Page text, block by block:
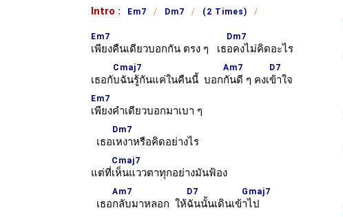
Intro : Em7 Dm7 (2 Times)
Em7
เพียงคืนเดียวบอกกัน ตรง ๆ เธ
Dm7
อคงไม่คิดอะไร
เธอกั
Cmaj7
บฉันรู้กันแค่ในคืนนี้ บอก
Am7
กันดี ๆ คงเ
D7
ข้าใจ
Em7
เพียงคำเดียวบอกมาเบา ๆ
เธอ
Dm7
เหงาหรือคิดอย่างไร
แต่ที่
Cmaj7
เห็นแววตาทุกอย่างมันฟ้อง
เธอ
Am7
กลับมาหลอก ให้
D7
ฉันนั้นเดินเข้
Gmaj7
าไป